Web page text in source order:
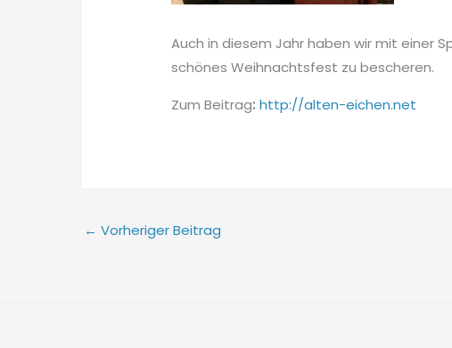
Auch in diesem Jahr haben wir mit einer
schönes Weihnachtsfest zu bescheren.
Zum Beitrag:http://alten-eichen.net
← Vorheriger Beitrag